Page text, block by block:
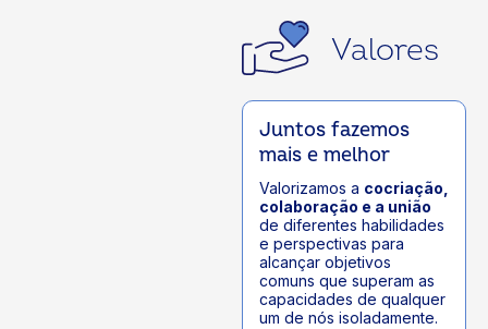
Valores
Juntos fazemos
mais e melhor
Valorizamos a cocriação,
colaboração e a união
de diferentes habilidades
e perspectivas para
alcançar objetivos
comuns que superam as
capacidades de qualquer
um de nós isoladamente.